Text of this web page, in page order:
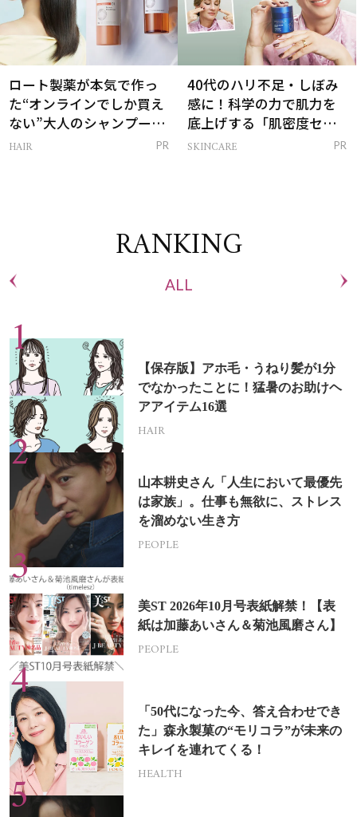
ロート製薬が本気で作っ
た“オンラインでしか買え
ない”大人のシャンプー＆
トリートメントって？
HAIR PR
40代のハリ不足・しぼみ
感に！科学の力で肌力を
底上げする「肌密度セラ
ム」
SKINCARE PR
RANKING
ALL
【保存版】アホ毛・うねり髪が1分
でなかったことに！猛暑のお助けヘ
アアイテム16選
HAIR
山本耕史さん「人生において最優先
は家族」。仕事も無欲に、ストレス
を溜めない生き方
PEOPLE
美ST 2026年10月号表紙解禁！【表
紙は加藤あいさん＆菊池風磨さん】
PEOPLE
「50代になった今、答え合わせでき
た」森永製菓の“モリコラ”が未来の
キレイを連れてくる！
HEALTH